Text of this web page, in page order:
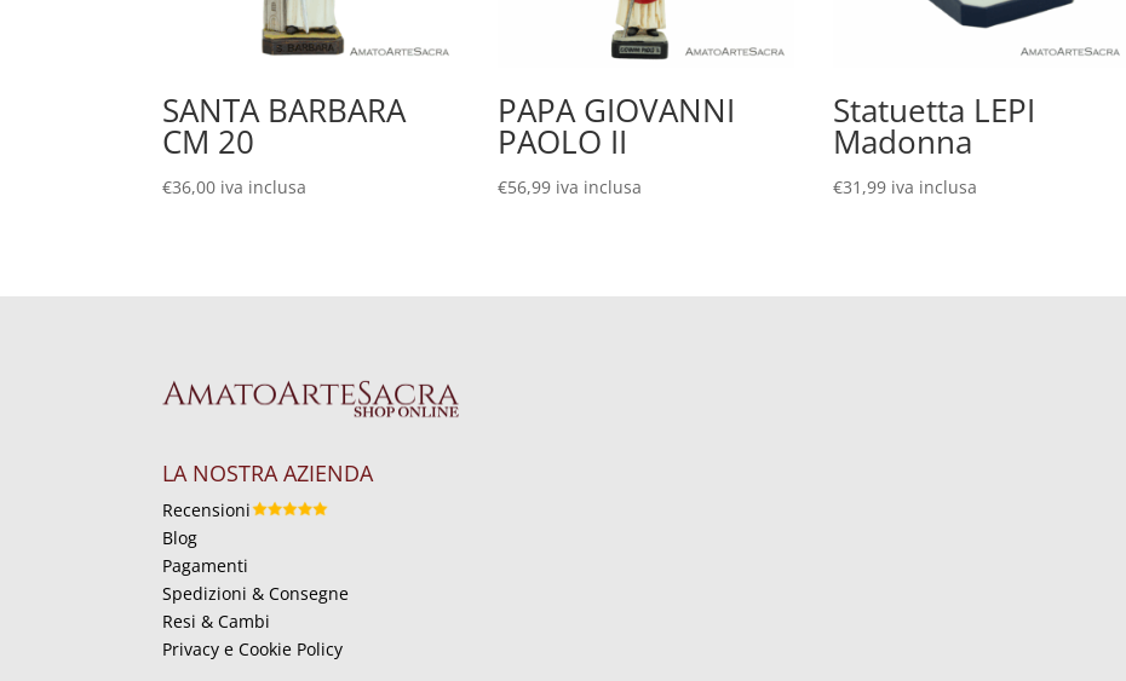
SANTA BARBARA
CM 20
€36,00 iva inclusa
PAPA GIOVANNI
PAOLO II
€56,99 iva inclusa
Statuetta LEPI
Madonna
€31,99 iva inclusa
LA NOSTRA AZIENDA
Recensioni
Blog
Pagamenti
Spedizioni & Consegne
Resi & Cambi
Privacy e Cookie Policy